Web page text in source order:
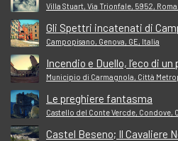
Villa Stuart, Via Trionfale, 5952,
Gli Spettri incatenati di
Campopisano, Genova, GE, Italia
Incendio e Duello, l’eco di
Municipio di Carmagnola, Città
Le preghiere fantasma
Castello del Conte Vercde,
Castel Beseno; Il Cavaliere